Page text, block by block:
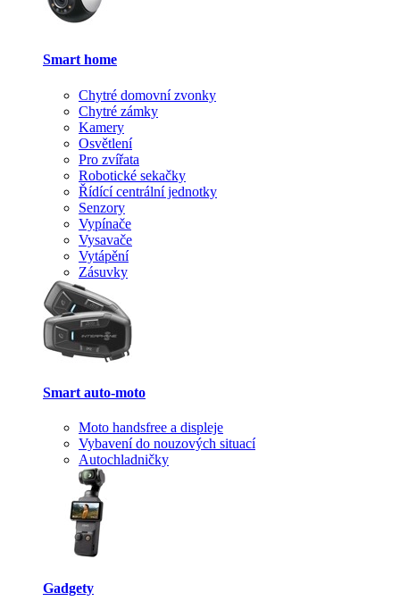
Smart home
Chytré domovní zvonky
Chytré zámky
Kamery
Osvětlení
Pro zvířata
Robotické sekačky
Řídící centrální jednotky
Senzory
Vypínače
Vysavače
Vytápění
Zásuvky
Smart auto-moto
Moto handsfree a displeje
Vybavení do nouzových situací
Autochladničky
Gadgety